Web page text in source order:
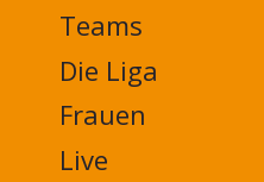
Teams
Die Liga
Frauen
Live